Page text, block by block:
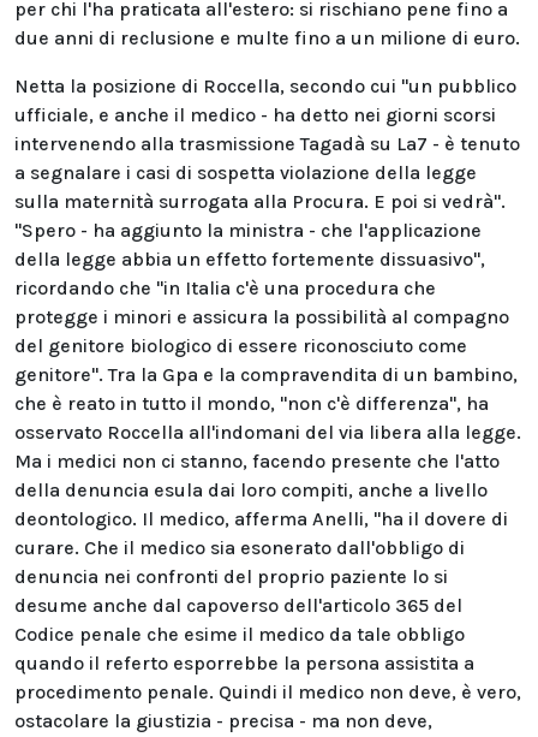
per chi l'ha praticata all'estero: si rischiano pene fino a
due anni di reclusione e multe fino a un milione di euro.
Netta la posizione di Roccella, secondo cui "un pubblico
ufficiale, e anche il medico - ha detto nei giorni scorsi
intervenendo alla trasmissione Tagadà su La7 - è tenuto
a segnalare i casi di sospetta violazione della legge
sulla maternità surrogata alla Procura. E poi si vedrà".
"Spero - ha aggiunto la ministra - che l'applicazione
della legge abbia un effetto fortemente dissuasivo",
ricordando che "in Italia c'è una procedura che
protegge i minori e assicura la possibilità al compagno
del genitore biologico di essere riconosciuto come
genitore". Tra la Gpa e la compravendita di un bambino,
che è reato in tutto il mondo, "non c'è differenza", ha
osservato Roccella all'indomani del via libera alla legge.
Ma i medici non ci stanno, facendo presente che l'atto
della denuncia esula dai loro compiti, anche a livello
deontologico. Il medico, afferma Anelli, "ha il dovere di
curare. Che il medico sia esonerato dall'obbligo di
denuncia nei confronti del proprio paziente lo si
desume anche dal capoverso dell'articolo 365 del
Codice penale che esime il medico da tale obbligo
quando il referto esporrebbe la persona assistita a
procedimento penale. Quindi il medico non deve, è vero,
ostacolare la giustizia - precisa - ma non deve,